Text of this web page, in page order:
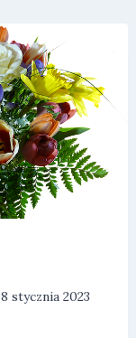
8 stycznia 2023